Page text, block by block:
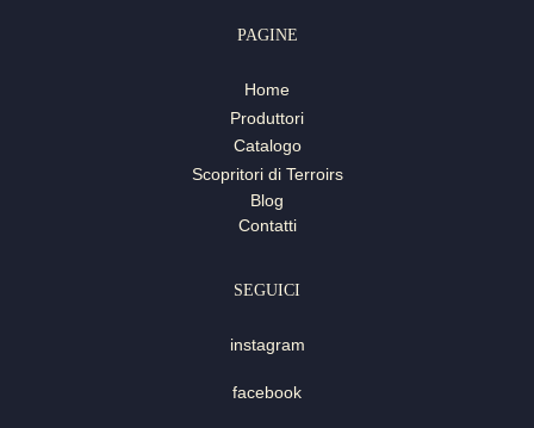
PAGINE
Home
Produttori
Catalogo
Scopritori di Terroirs
Blog
Contatti
SEGUICI
instagram
facebook